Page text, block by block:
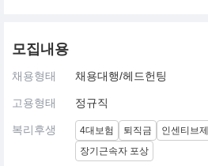
모집내용
채용형태 채용대행/헤드헌팅
고용형태 정규직
복리후생 4대보험 퇴직금 인센티브제
장기근속자 포상